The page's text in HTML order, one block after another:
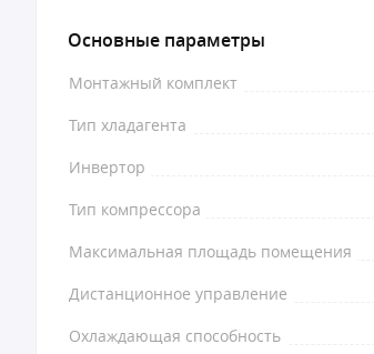
Основные параметры
Монтажный комплект
Тип хладагента
Инвертор
Тип компрессора
Максимальная площадь помещения
Дистанционное управление
Охлаждающая способность